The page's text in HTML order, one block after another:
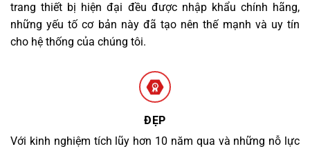
trang thiết bị hiện đại đều được nhập khẩu chính hãng,
những yếu tố cơ bản này đã tạo nên thế mạnh và uy tín
cho hệ thống của chúng tôi.
ĐẸP
Với kinh nghiệm tích lũy hơn 10 năm qua và những nỗ lực